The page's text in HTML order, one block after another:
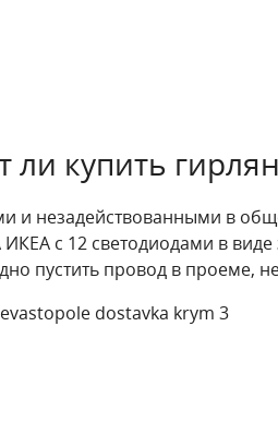
ли купить
и незадействованными в
с 12 светодиодами в
пустить провод в проеме,